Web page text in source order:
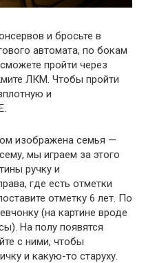
и бросьте в
автомата, по бокам
пройти через
ЛКМ. Чтобы пройти
и
изображена семья —
мы играем за этого
ручку и
где есть отметки
отметку 6 лет. По
(на картине вроде
На полу появятся
с ними, чтобы
и какую-то старуху.